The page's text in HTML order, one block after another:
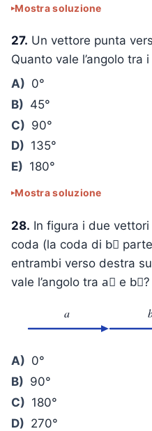
Mostra soluzione
27. Un vettore punta
Quanto vale l’angolo tra
A) 0°
B) 45°
C) 90°
D) 135°
E) 180°
Mostra soluzione
28. In figura i due
coda (la coda di b⃗
entrambi verso destra
vale l’angolo tra a⃗ e b⃗?
a
A) 0°
B) 90°
C) 180°
D) 270°